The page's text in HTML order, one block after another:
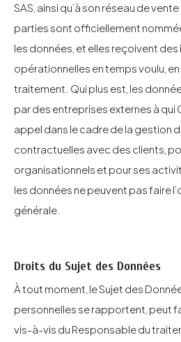
SAS, ainsi qu’à son réseau de
parties sont officiellement
les données, et elles reçoivent
opérationnelles en temps voulu,
traitement. Qui plus est, les
par des entreprises externes à qui
appel dans le cadre de la gestion
contractuelles avec des clients,
organisationnels et pour ses
les données ne peuvent pas faire
générale.
Droits du Sujet des Données
À tout moment, le Sujet des
personnelles se rapportent, peut
vis-à-vis du Responsable du